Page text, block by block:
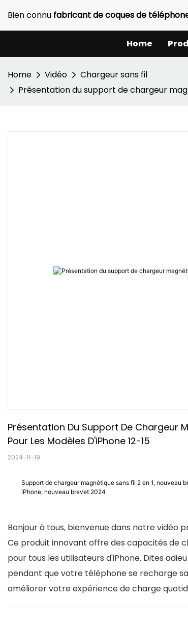
Bien connu fabricant de coques de
Home
Home Vidéo
Chargeur sans fil
Présentation du support de chargeur
Présentation Du Support De Chargeur
Pour Les Modèles D'iPhone 12-15
2024-11-19
Support de chargeur magnétique sans fil 2 en 1, nouveau
iPhone, nouveau brevet 2024
Bonjour à tous, bienvenue dans notre vidéo
Ce produit innovant offre des capacités de
pour tous les utilisateurs d'iPhone. Dites
pendant que votre téléphone se recharge
améliorer votre expérience de charge